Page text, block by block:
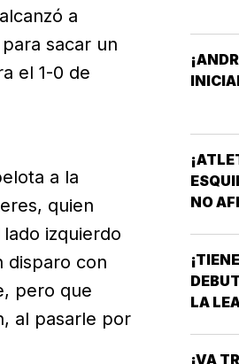
a
sacar un
el 1-0 de
a la
quien
izquierdo
disparo con
pero que
al pasarle por
NO
LA
¡VA